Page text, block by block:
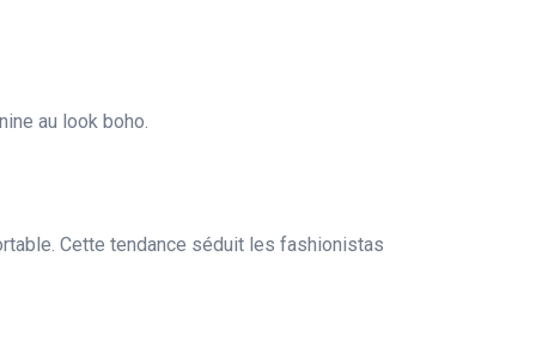
au look boho.
Cette tendance séduit les fashionistas